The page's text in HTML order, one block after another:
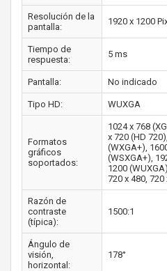
Resolución de la
pantalla:
1920 x 1200
Tiempo de
respuesta:
5 ms
Pantalla: No indicado
Tipo HD: WUXGA
Formatos
gráficos
soportados:
1024 x 768
x 720 (HD
(WXGA+),
(WSXGA+),
1200
720 x 480, 720
Razón de
contraste
(típica):
1500:1
Ángulo de
visión,
horizontal:
178°